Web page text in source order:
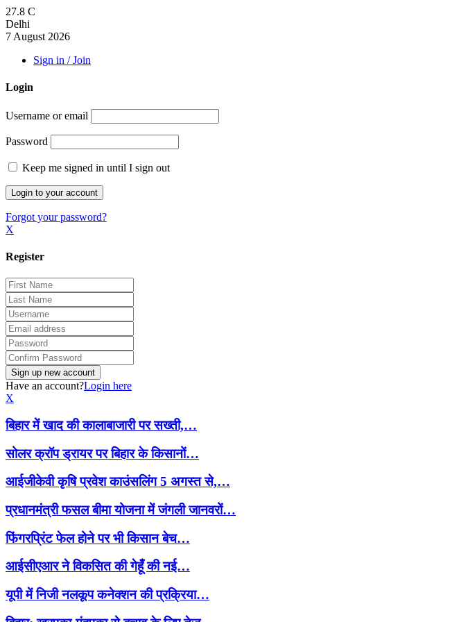
27.8 C
Delhi
7 August 2026
Sign in / Join
Login
Username or email
Password
Keep me signed in until I sign out
Forgot your password?
X
Register
Have an account?Login here
X
बिहार में खाद की कालाबाजारी पर सख्ती,…
सोलर क्रॉप ड्रायर पर बिहार के किसानों…
आईजीकेवी कृषि प्रवेश काउंसलिंग 5 अगस्त से,…
प्रधानमंत्री फसल बीमा योजना में जंगली जानवरों…
फिंगरप्रिंट फेल होने पर भी किसान बेच…
आईसीएआर ने विकसित की गेहूँ की नई…
यूपी में निजी नलकूप कनेक्शन की प्रक्रिया…